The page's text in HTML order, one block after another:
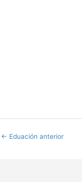
← Eduación anterior